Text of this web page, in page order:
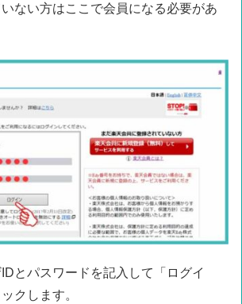
ない方はここで会員になる必要があ
とパスワードを記入して「ログイ
クします。